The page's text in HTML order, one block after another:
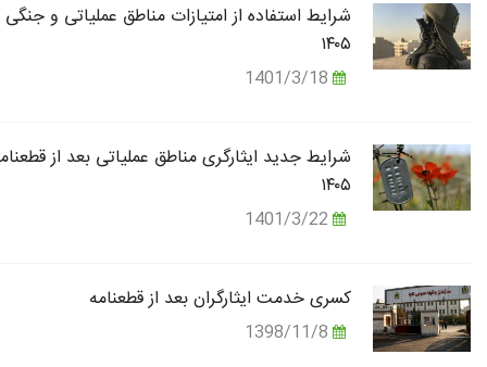
شرایط استفاده از امتیازات مناطق عملیاتی و
۱۴۰۵
شرایط جدید ایثارگری مناطق عملیاتی بعد از
۱۴۰۵
کسری خدمت ایثارگران بعد از قطعنامه